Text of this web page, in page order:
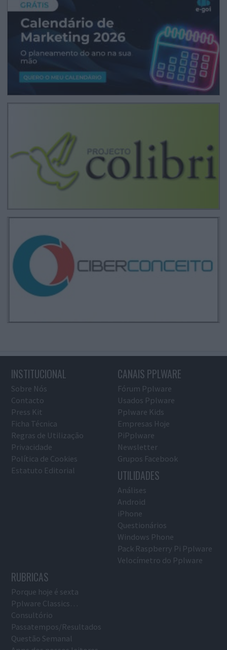
INSTITUCIONAL
Sobre Nós
Contacto
Press Kit
Ficha Técnica
Regras de Utilização
Privacidade
Política de Cookies
Estatuto Editorial
CANAIS PPLWARE
Fórum Pplware
Usados Pplware
Pplware Kids
Empresas Hoje
PiPplware
Newsletter
Grupos Facebook
UTILIDADES
Análises
Android
iPhone
Questionários
Windows Phone
Pack Raspberry Pi Pplware
Velocímetro do Pplware
RUBRICAS
Porque hoje é sexta
Pplware Classics…
Consultório
Passatempos/Resultados
Questão Semanal